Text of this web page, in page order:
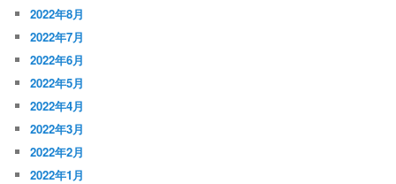
2022年8月
2022年7月
2022年6月
2022年5月
2022年4月
2022年3月
2022年2月
2022年1月